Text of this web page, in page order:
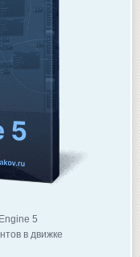
5
в движке